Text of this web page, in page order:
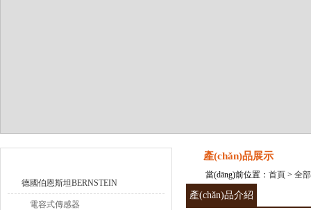
德國伯恩斯坦BERNSTEIN
電容式傳感器
產(chǎn)品展示
當(dāng)前位置： 首頁 > 全
產(chǎn)品介紹